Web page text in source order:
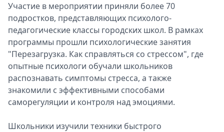
О
Metro
Стримы
Спецпроекты
Звезды
Выборы
2026
Скачай
Участие в мероприятии приняли более 70
подростков, представляющих психолого-
педагогические классы городских школ. В рамках
программы прошли психологические занятия
"Перезагрузка. Как справляться со стрессом", где
опытные психологи обучали школьников
распознавать симптомы стресса, а также
знакомили с эффективными способами
саморегуляции и контроля над эмоциями.
Школьники изучили техники быстрого